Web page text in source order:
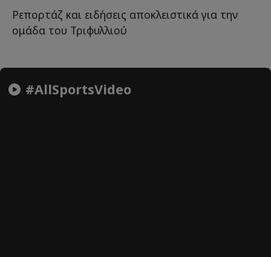
Ρεπορτάζ και ειδήσεις αποκλειστικά για την
ομάδα του Τριφυλλιού
#AllSportsVideo